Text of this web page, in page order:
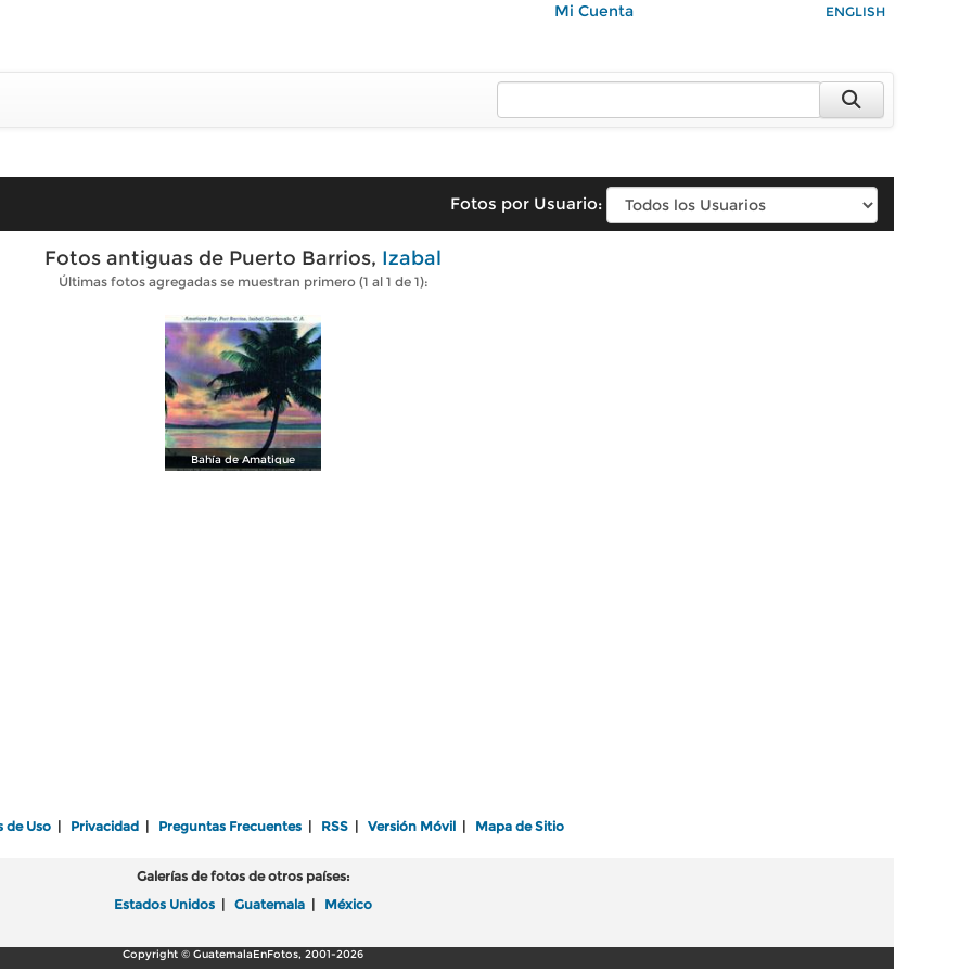
Mi Cuenta ENGLISH
Fotos por Usuario:
Fotos antiguas de Puerto Barrios, Izabal
Últimas fotos agregadas se muestran primero (1 al 1 de 1):
Bahía de Amatique
de Uso Privacidad Preguntas Frecuentes RSS Versión Móvil Mapa de Sitio
Galerías de fotos de otros países:
Estados Unidos
Guatemala México
Copyright © GuatemalaEnFotos, 2001-2026